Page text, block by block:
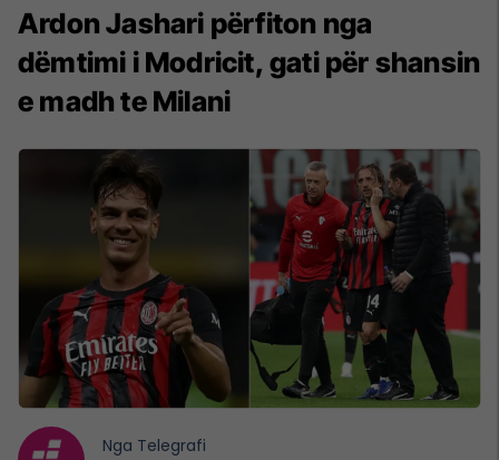
Ardon Jashari përfiton nga
dëmtimi i Modricit, gati për shansin
e madh te Milani
Nga Telegrafi